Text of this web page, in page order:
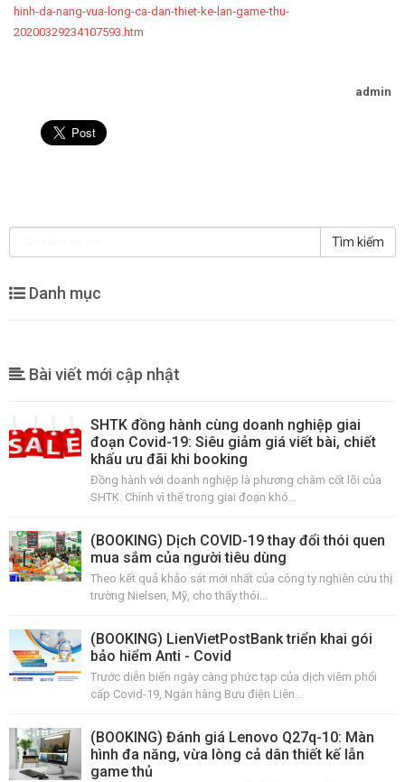
hinh-da-nang-vua-long-ca-dan-thiet-ke-lan-game-thu-
20200329234107593.htm
admin
Tìm kiếm
Danh mục
Bài viết mới cập nhật
SHTK đồng hành cùng doanh nghiệp giai
đoạn Covid-19: Siêu giảm giá viết bài, chiết
khấu ưu đãi khi booking
Đồng hành với doanh nghiệp là phương châm cốt lõi của
SHTK. Chính vì thế trong giai đoạn khó...
(BOOKING) Dịch COVID-19 thay đổi thói quen
mua sắm của người tiêu dùng
Theo kết quả khảo sát mới nhất của công ty nghiên cứu thị
trường Nielsen, Mỹ, cho thấy thói...
(BOOKING) LienVietPostBank triển khai gói
bảo hiểm Anti - Covid
Trước diễn biến ngày càng phức tạp của dịch viêm phổi
cấp Covid-19, Ngân hàng Bưu điện Liên...
(BOOKING) Đánh giá Lenovo Q27q-10: Màn
hình đa năng, vừa lòng cả dân thiết kế lẫn
game thủ